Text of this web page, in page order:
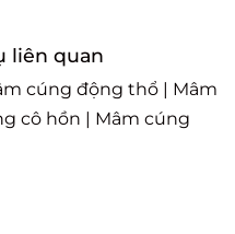
liên quan
cúng động thổ | Mâm
cô hồn | Mâm cúng